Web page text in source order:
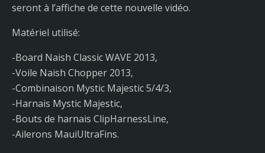
seront à l’affiche de cette nouvelle vidéo.
Matériel utilisé:
-Board Naish Classic WAVE 2013,
-Voile Naish Chopper 2013,
-Combinaison Mystic Majestic 5/4/3,
-Harnais Mystic Majestic,
-Bouts de harnais ClipHarnessLine,
-Ailerons MauiUltraFins.